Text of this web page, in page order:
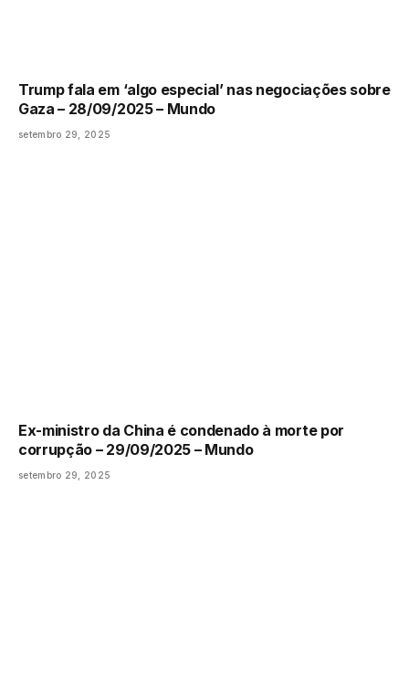
Trump fala em ‘algo especial’ nas negociações sobre
Gaza – 28/09/2025 – Mundo
setembro 29, 2025
Ex-ministro da China é condenado à morte por
corrupção – 29/09/2025 – Mundo
setembro 29, 2025